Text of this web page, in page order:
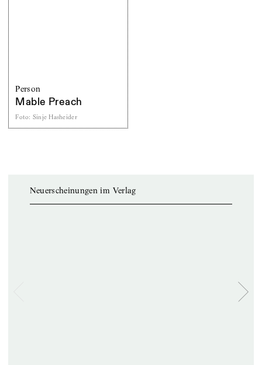
Person
Mable Preach
Foto: Sinje Hasheider
Neuerscheinungen im Verlag